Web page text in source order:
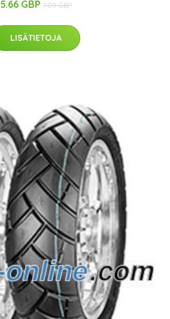
5.66 GBP 7.09 GBP
LISÄTIETOJA